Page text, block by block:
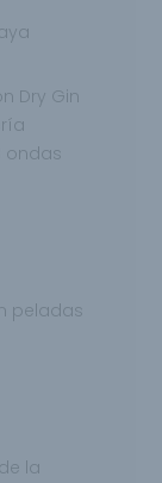
Dry Gin
ondas
peladas
la